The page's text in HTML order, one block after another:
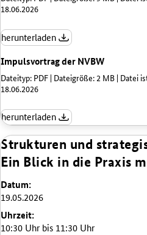
18.06.2026
herunterladen
Impulsvortrag der NVBW
Dateityp: PDF | Dateigröße: 2 MB | Datei
18.06.2026
herunterladen
Strukturen und
Ein Blick in die Praxis
Datum:
19.05.2026
Uhrzeit:
10:30 Uhr bis 11:30 Uhr